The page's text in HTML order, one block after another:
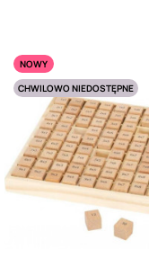
NOWY
CHWILOWO NIEDOSTĘPNE